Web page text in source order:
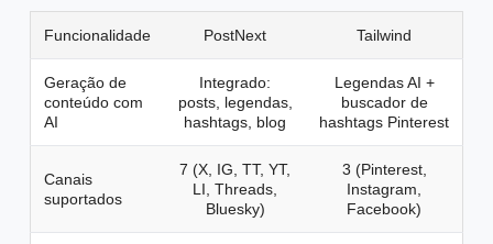
Funcionalidade PostNext Tailwind
Geração de
conteúdo com
AI
Integrado:
posts, legendas,
hashtags, blog
Legendas AI +
buscador de
hashtags Pinterest
Canais
suportados
7 (X, IG, TT, YT,
LI, Threads,
Bluesky)
3 (Pinterest,
Instagram,
Facebook)